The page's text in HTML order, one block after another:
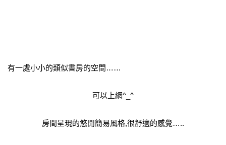
有一處小小的類似書房的空間……
可以上網^_^
房間呈現的悠閒簡易風格,很舒適的感覺…..